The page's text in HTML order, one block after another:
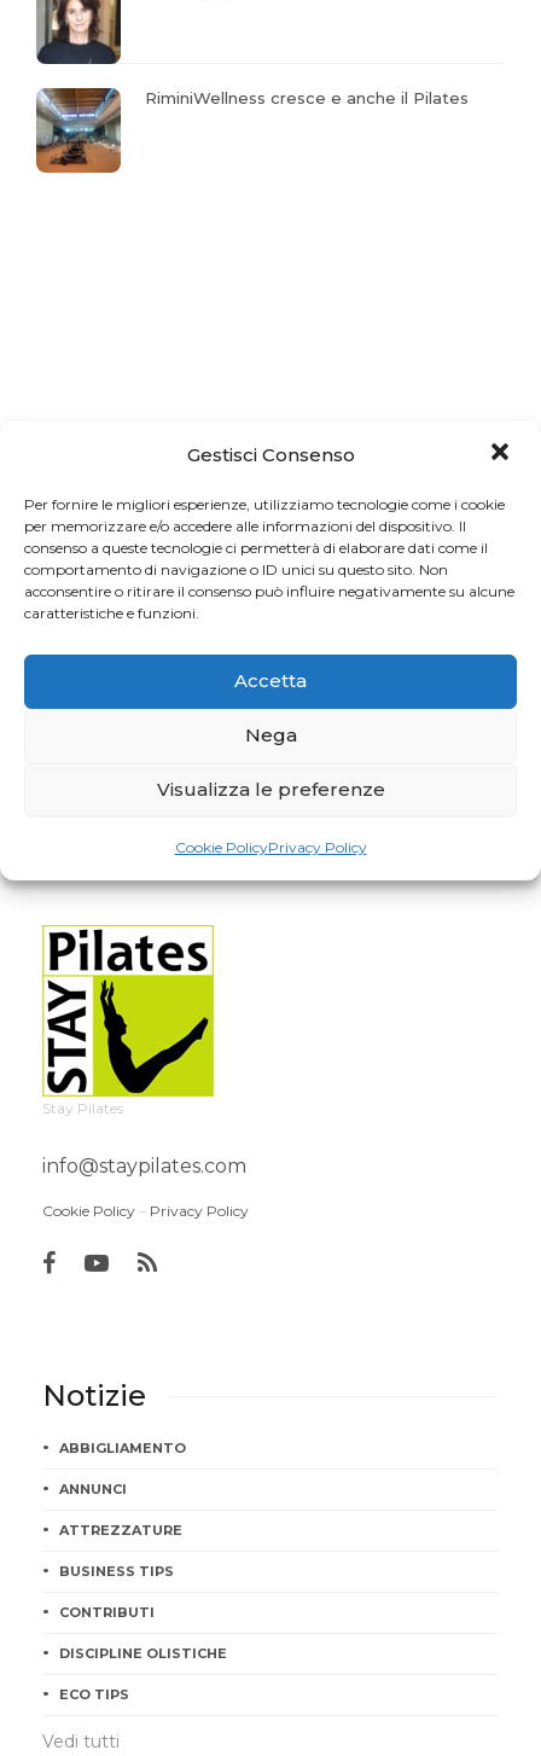
Gestisci Consenso
Per fornire le migliori esperienze, utilizziamo tecnologie come i cookie
per memorizzare e/o accedere alle informazioni del dispositivo. Il
consenso a queste tecnologie ci permetterà di elaborare dati come il
comportamento di navigazione o ID unici su questo sito. Non
acconsentire o ritirare il consenso può influire negativamente su alcune
caratteristiche e funzioni.
Accetta
Nega
Visualizza le preferenze
Cookie PolicyPrivacy Policy
RiminiWellness cresce e anche il Pilates
Stay Pilates
info@staypilates.com
Cookie Policy – Privacy Policy
Notizie
ABBIGLIAMENTO
ANNUNCI
ATTREZZATURE
BUSINESS TIPS
CONTRIBUTI
DISCIPLINE OLISTICHE
ECO TIPS